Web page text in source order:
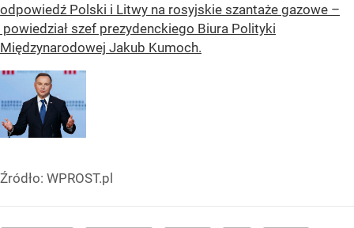
odpowiedź Polski i Litwy na rosyjskie szantaże gazowe –
powiedział szef prezydenckiego Biura Polityki
Międzynarodowej Jakub Kumoch.
Źródło: WPROST.pl